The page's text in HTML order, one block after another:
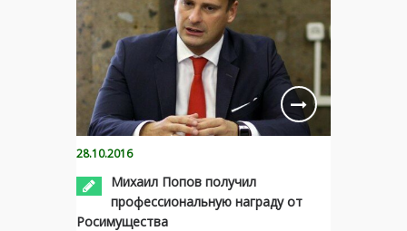
28.10.2016
Михаил Попов получил
профессиональную награду от
Росимущества